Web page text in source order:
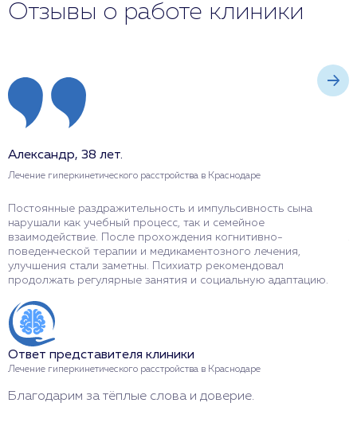
Отзывы о работе клиники
Александр, 38 лет.
Лечение гиперкинетического расстройства в Краснодаре
Постоянные раздражительность и импульсивность сына
нарушали как учебный процесс, так и семейное
взаимодействие. После прохождения когнитивно-
поведенческой терапии и медикаментозного лечения,
улучшения стали заметны. Психиатр рекомендовал
продолжать регулярные занятия и социальную адаптацию.
Ответ представителя клиники
Лечение гиперкинетического расстройства в Краснодаре
Благодарим за тёплые слова и доверие.